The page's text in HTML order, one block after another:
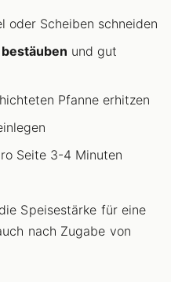
oder Scheiben schneiden
und gut
Pfanne erhitzen
Seite 3-4 Minuten
Speisestärke für eine
nach Zugabe von